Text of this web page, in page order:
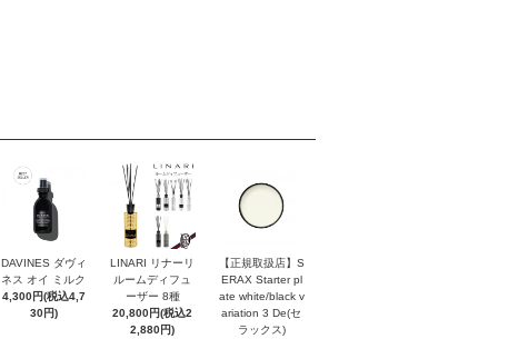
DAVINES ダヴィ
ネス オイ ミルク
4,300円(税込4,7
30円)
LINARI リナーリ
ルームディフュ
ーザー 8種
20,800円(税込2
2,880円)
【正規取扱店】S
ERAX Starter pl
ate white/black v
ariation 3 De(セ
ラックス)